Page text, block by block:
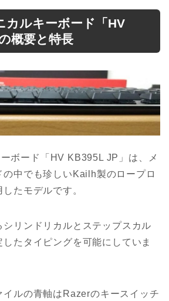
カルキーボード「HV
概要と特長
ボード「HV KB395L JP」は、メ
の中でも珍しいKailh製のロープロ
たモデルです。
シリンドリカルとステップスカル
たタイピングを可能にしていま
イルの青軸はRazerのキースイッチ